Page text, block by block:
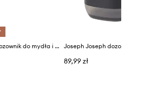
Joseph Joseph dozownik do mydła i pojemnik na szczoteczki Barthroom Beauties 2-pack
89,99 zł